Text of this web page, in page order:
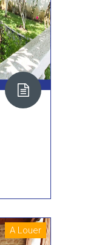
A Louer